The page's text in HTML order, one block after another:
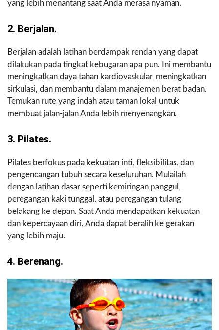
yang lebih menantang saat Anda merasa nyaman.
2. Berjalan.
Berjalan adalah latihan berdampak rendah yang dapat
dilakukan pada tingkat kebugaran apa pun. Ini membantu
meningkatkan daya tahan kardiovaskular, meningkatkan
sirkulasi, dan membantu dalam manajemen berat badan.
Temukan rute yang indah atau taman lokal untuk
membuat jalan-jalan Anda lebih menyenangkan.
3. Pilates.
Pilates berfokus pada kekuatan inti, fleksibilitas, dan
pengencangan tubuh secara keseluruhan. Mulailah
dengan latihan dasar seperti kemiringan panggul,
peregangan kaki tunggal, atau peregangan tulang
belakang ke depan. Saat Anda mendapatkan kekuatan
dan kepercayaan diri, Anda dapat beralih ke gerakan
yang lebih maju.
4. Berenang.